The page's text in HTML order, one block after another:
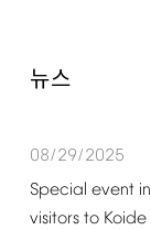
뉴스
08/29/2025
Special event in
visitors to Koide